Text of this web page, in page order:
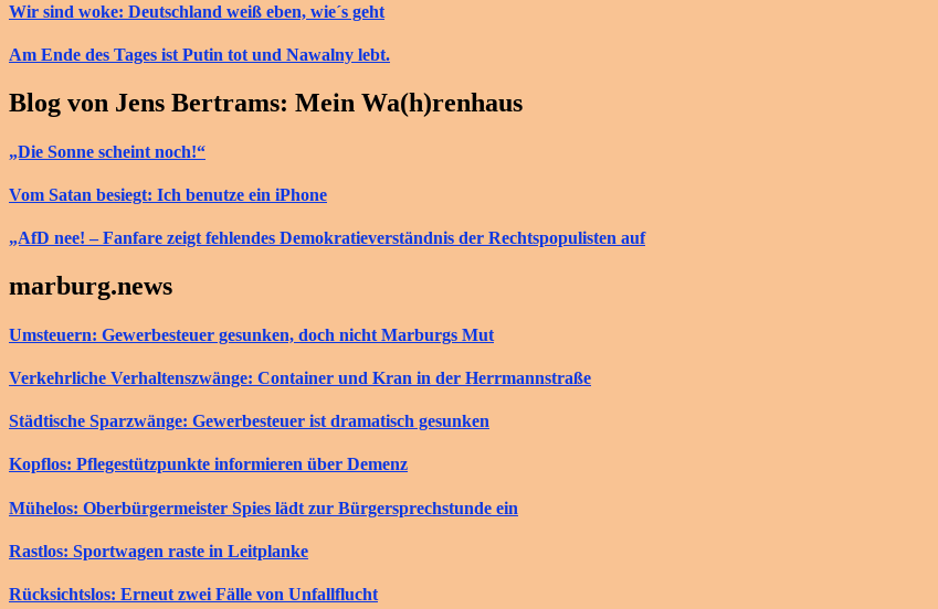
Wir sind woke: Deutschland weiß eben, wie´s geht
Am Ende des Tages ist Putin tot und Nawalny lebt.
Blog von Jens Bertrams: Mein Wa(h)renhaus
„Die Sonne scheint noch!“
Vom Satan besiegt: Ich benutze ein iPhone
„AfD nee! – Fanfare zeigt fehlendes Demokratieverständnis der Rechtspopulisten auf
marburg.news
Umsteuern: Gewerbesteuer gesunken, doch nicht Marburgs Mut
Verkehrliche Verhaltenszwänge: Container und Kran in der Herrmannstraße
Städtische Sparzwänge: Gewerbesteuer ist dramatisch gesunken
Kopflos: Pflegestützpunkte informieren über Demenz
Mühelos: Oberbürgermeister Spies lädt zur Bürgersprechstunde ein
Rastlos: Sportwagen raste in Leitplanke
Rücksichtslos: Erneut zwei Fälle von Unfallflucht